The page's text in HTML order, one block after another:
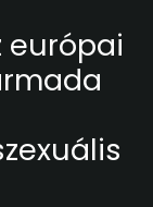
európai